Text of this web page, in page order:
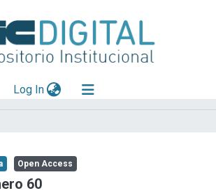
Log In(current)
Open Access
60